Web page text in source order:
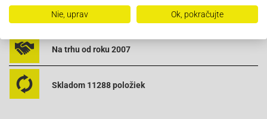
Baotian BT49QT-12G-
Baotian BT49QT-20A2-
Baotian BT49QT-2A-Big Panther
Baotian BT49QT-2C-Falcon
Pri objednaní do 12:00 tovar zajtra u vás
Na trhu od roku 2007
Skladom 11288 položiek
Nie, uprav Ok, pokračujte